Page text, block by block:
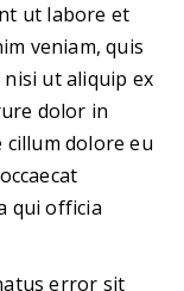
ut labore et
veniam, quis
ut aliquip ex
dolor in
dolore eu
qui officia
error sit